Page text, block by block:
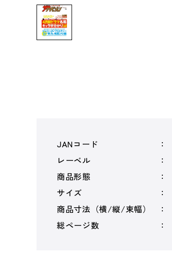
JANコード
レーベル
商品形態
サイズ
商品寸法（横/縦/束幅）
総ページ数